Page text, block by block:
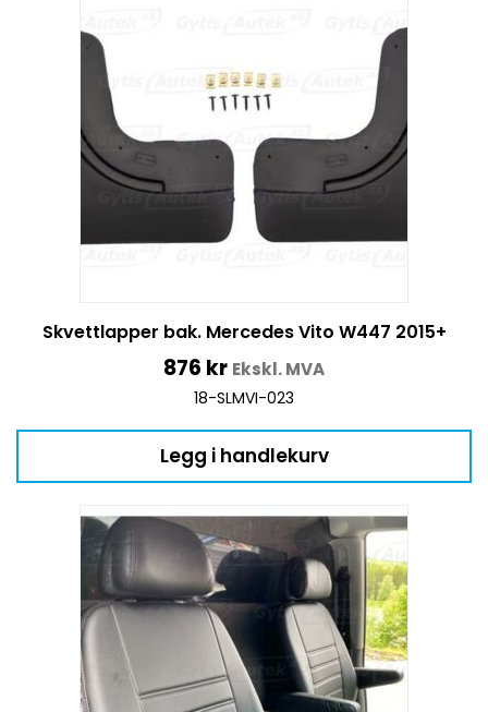
Skvettlapper bak. Mercedes Vito W447 2015+
876 kr Ekskl. MVA
18-SLMVI-023
Legg i handlekurv